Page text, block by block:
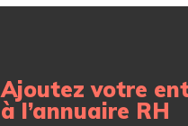
Ajoutez votre
à l’annuaire RH